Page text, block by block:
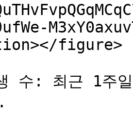
figure>
수: 최근 1주